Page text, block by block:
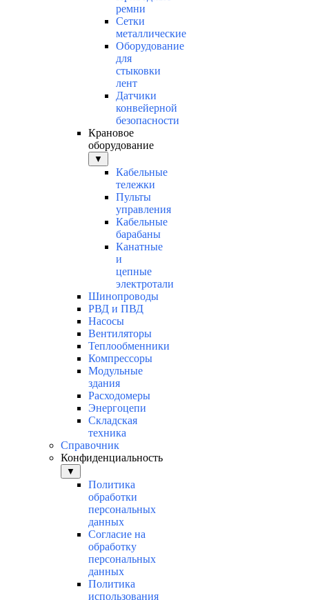
ремни
Сетки
металлические
Оборудование
для
стыковки
лент
Датчики
конвейерной
безопасности
Крановое
оборудование
▼
Кабельные
тележки
Пульты
управления
Кабельные
барабаны
Канатные
и
цепные
электротали
Шинопроводы
РВД и ПВД
Насосы
Вентиляторы
Теплообменники
Компрессоры
Модульные
здания
Расходомеры
Энергоцепи
Складская
техника
Справочник
Конфиденциальность
▼
Политика
обработки
персональных
данных
Согласие на
обработку
персональных
данных
Политика
использования